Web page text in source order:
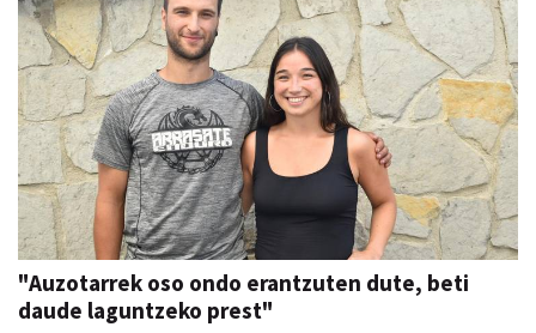
"Auzotarrek oso ondo erantzuten dute, beti
daude laguntzeko prest"